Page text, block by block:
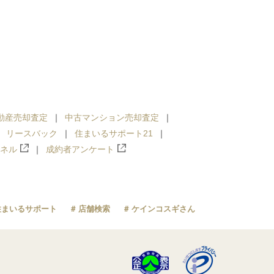
産売却査定
中古マンション売却査定
リースバック
住まいるサポート21
ル 成約者アンケート
いるサポート 店舗検索 ケインコスギさん